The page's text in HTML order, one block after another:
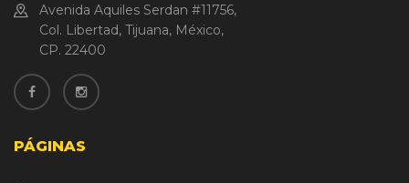
Avenida Aquiles Serdan #11756,
Col. Libertad, Tijuana, México,
CP. 22400
PÁGINAS